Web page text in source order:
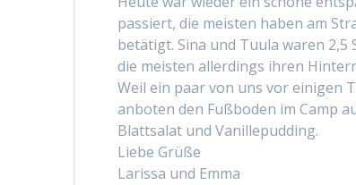
passiert, die meis­ten haben am
betätigt. Sina und Tuu­la waren 2,5
die meis­ten allerd­ings ihren
Weil ein paar von uns vor eini­gen
anboten den Fuß­bo­den im Camp
Blattsalat und Vanillepudding.
Liebe Grüße
Laris­sa und Emma